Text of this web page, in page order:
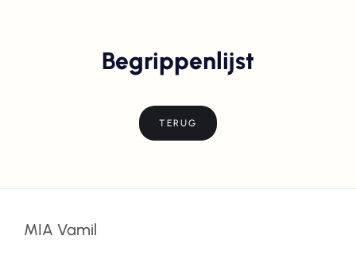
Begrippenlijst
TERUG
MIA Vamil